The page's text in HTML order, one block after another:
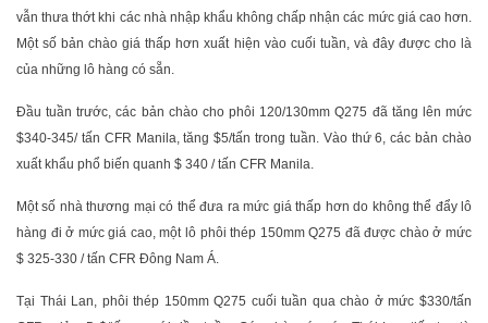
vẫn thưa thớt khi các nhà nhập khẩu không chấp nhận các mức giá cao hơn.
Một số bản chào giá thấp hơn xuất hiện vào cuối tuần, và đây được cho là
của những lô hàng có sẵn.
Đầu tuần trước, các bản chào cho phôi 120/130mm Q275 đã tăng lên mức
$340-345/ tấn CFR Manila, tăng $5/tấn trong tuần. Vào thứ 6, các bản chào
xuất khẩu phổ biến quanh $ 340 / tấn CFR Manila.
Một số nhà thương mại có thể đưa ra mức giá thấp hơn do không thể đẩy lô
hàng đi ở mức giá cao, một lô phôi thép 150mm Q275 đã được chào ở mức
$ 325-330 / tấn CFR Đông Nam Á.
Tại Thái Lan, phôi thép 150mm Q275 cuối tuần qua chào ở mức $330/tấn